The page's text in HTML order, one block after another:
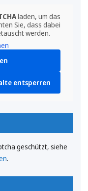
laden, um das
Sie, dass dabei
werden.
entsperren
geschützt, siehe
.